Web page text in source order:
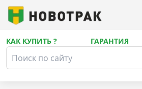
КАК КУПИТЬ ? ГАРАНТИЯ